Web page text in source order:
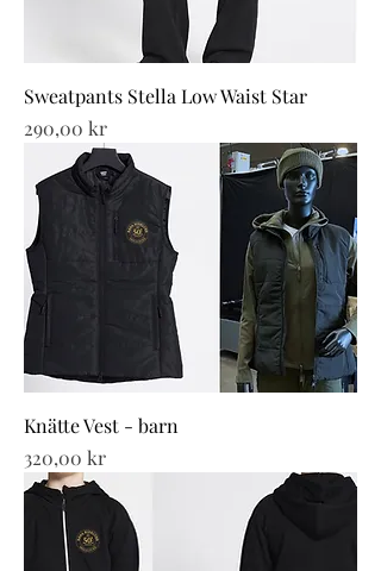
Sweatpants Stella Low Waist Star
Pris
290,00 kr
Knätte Vest - barn
Pris
320,00 kr